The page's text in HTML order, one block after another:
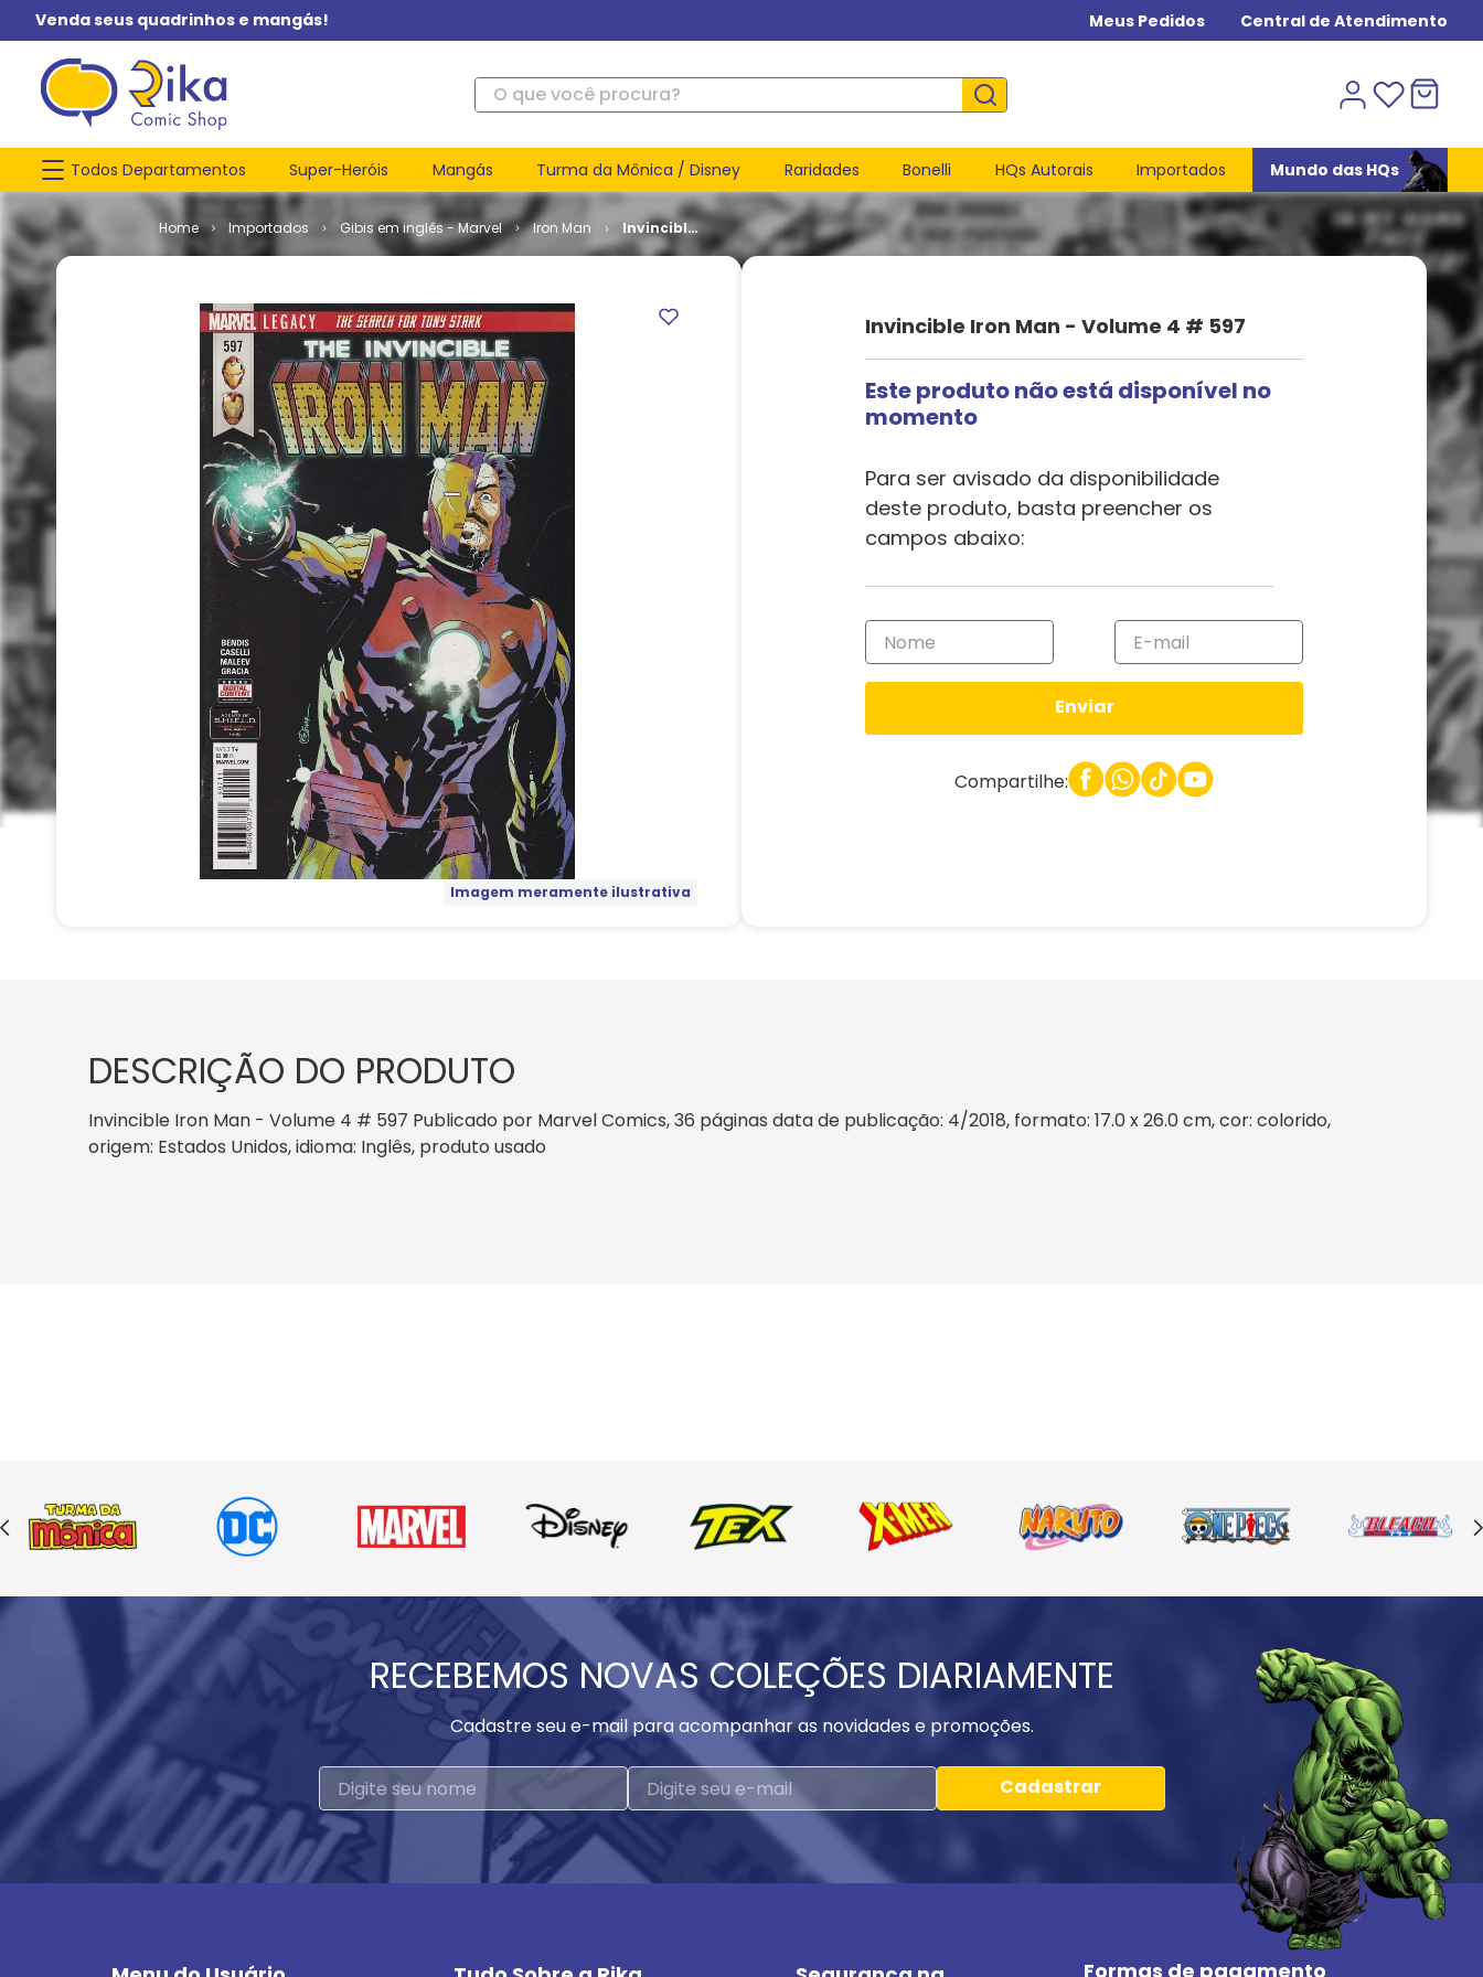
Venda seus quadrinhos e mangás! Meus Pedidos Central de Atendimento
O que você procura?
Todos Departamentos Super-Heróis Mangás Turma da Mônica / Disney Raridades Bonelli HQs Autorais Importados Mundo das HQs
Importados Gibis em inglês - Marvel Iron Man
Invincible
Iron Man -
Imagem meramente ilustrativa
Invincible Iron Man - Volume 4 # 597
Este produto não está disponível no
momento
Para ser avisado da disponibilidade
deste produto, basta preencher os
campos abaixo:
Enviar
Compartilhe:
DESCRIÇÃO DO PRODUTO
Invincible Iron Man - Volume 4 # 597 Publicado por Marvel Comics, 36 páginas data de publicação: 4/2018, formato: 17.0 x 26.0 cm, cor: colorido,
origem: Estados Unidos, idioma: Inglês, produto usado
RECEBEMOS NOVAS COLEÇÕES DIARIAMENTE
Cadastre seu e-mail para acompanhar as novidades e promoções.
Cadastrar
Formas de pagamento